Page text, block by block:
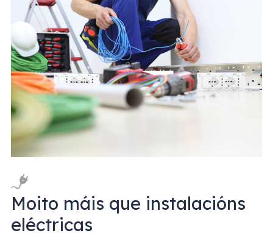
Moito máis que instalacións
eléctricas